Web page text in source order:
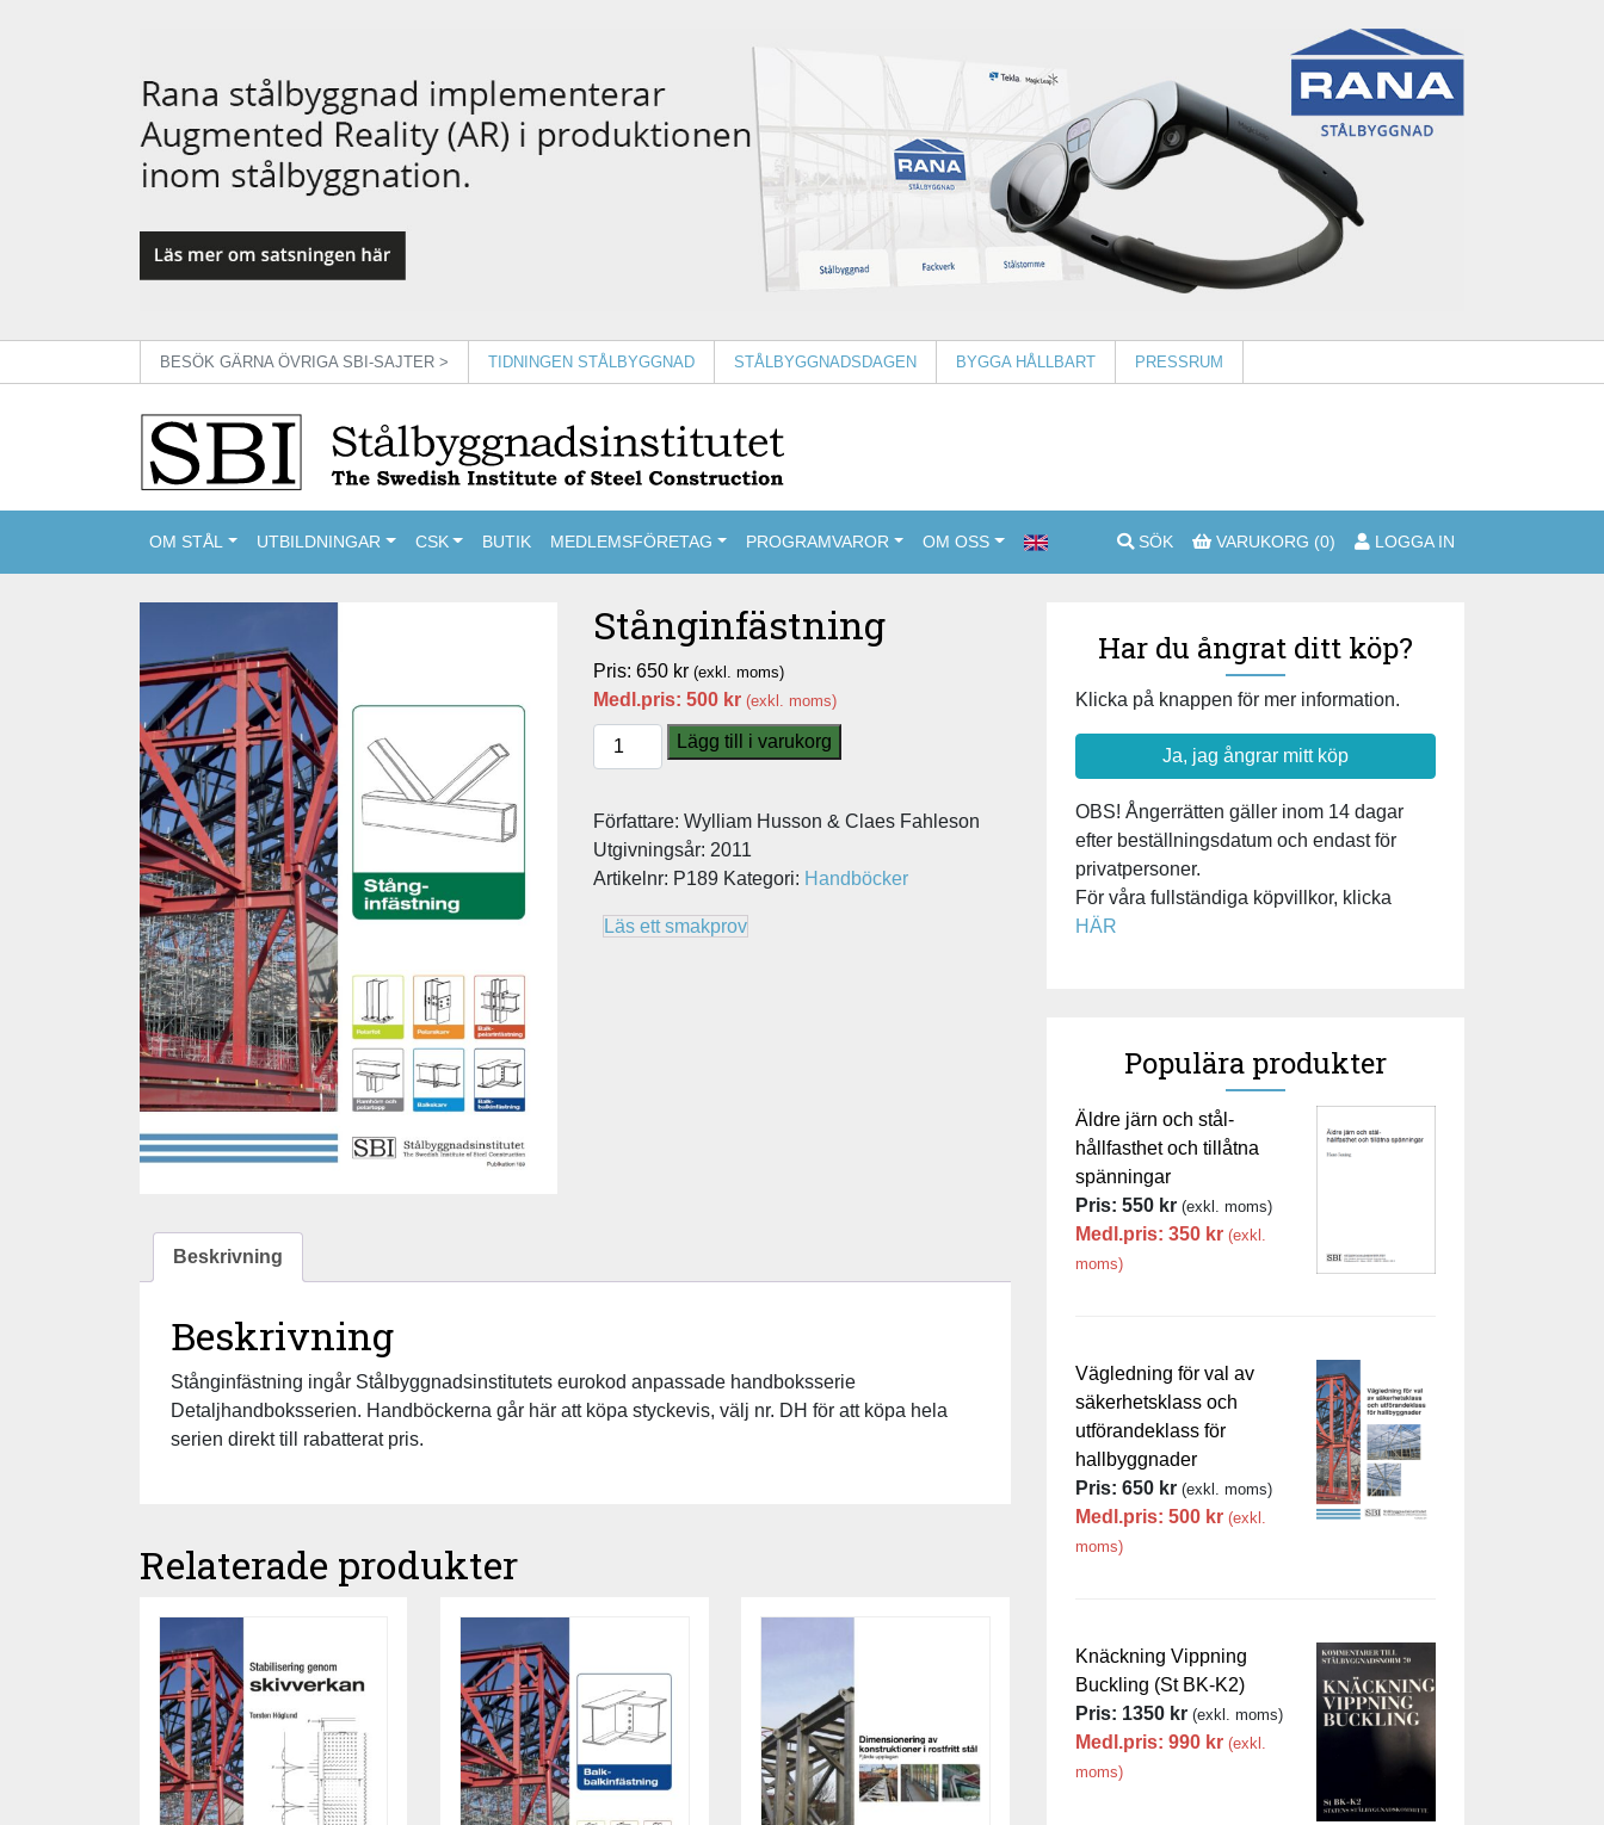
BESÖK GÄRNA ÖVRIGA SBI-SAJTER > TIDNINGEN STÅLBYGGNAD STÅLBYGGNADSDAGEN BYGGA HÅLLBART PRESSRUM
OM STÅL UTBILDNINGAR CSK BUTIK MEDLEMSFÖRETAG PROGRAMVAROR OM OSS SÖK VARUKORG (0) LOGGA IN
Stånginfästning
Pris: 650 kr (exkl. moms)
Medl.pris: 500 kr (exkl. moms)
Stånginfästning
mängd
Lägg till i varukorg
Författare: Wylliam Husson & Claes Fahleson
Utgivningsår: 2011
Artikelnr: P189 Kategori: Handböcker
Läs ett smakprov
Beskrivning
Beskrivning
Stånginfästning ingår Stålbyggnadsinstitutets eurokod anpassade handboksserie
Detaljhandboksserien. Handböckerna går här att köpa styckevis, välj nr. DH för att köpa hela
serien direkt till rabatterat pris.
Relaterade produkter
Har du ångrat ditt köp?
Klicka på knappen för mer information.
Ja, jag ångrar mitt köp
OBS! Ångerrätten gäller inom 14 dagar
efter beställningsdatum och endast för
privatpersoner.
För våra fullständiga köpvillkor, klicka
HÄR
Populära produkter
Äldre järn och stål-
hållfasthet och tillåtna
spänningar
Pris: 550 kr (exkl. moms)
Medl.pris: 350 kr (exkl.
moms)
Vägledning för val av
säkerhetsklass och
utförandeklass för
hallbyggnader
Pris: 650 kr (exkl. moms)
Medl.pris: 500 kr (exkl.
moms)
Knäckning Vippning
Buckling (St BK-K2)
Pris: 1350 kr (exkl. moms)
Medl.pris: 990 kr (exkl.
moms)